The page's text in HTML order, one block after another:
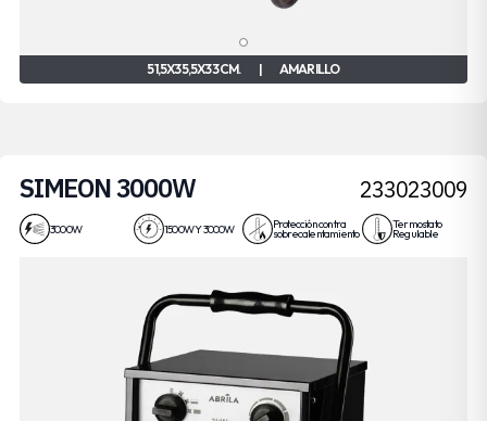
51,5X35,5X33 CM. | AMARILLO
SIMEON 3000W 233023009
3000W 1500W Y 3000W Protección contra
sobrecalentamiento
Termostato
Regulable